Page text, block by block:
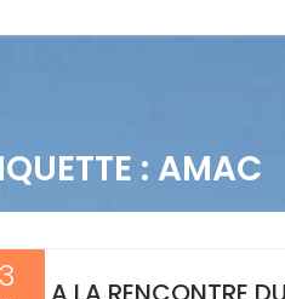
: AMAC